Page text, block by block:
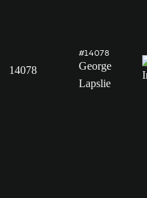
14078
#14078
George
Lapslie